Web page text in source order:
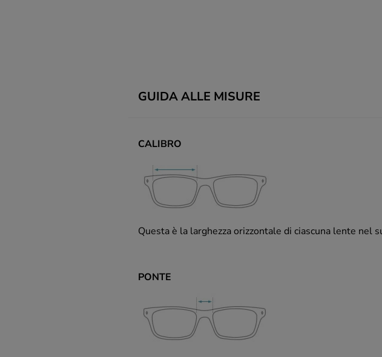
GUIDA ALLE MISURE
CALIBRO
Questa è la larghezza orizzontale di ciascuna lente nel
PONTE